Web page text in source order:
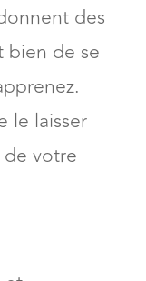
des
bien de se
le laisser
votre